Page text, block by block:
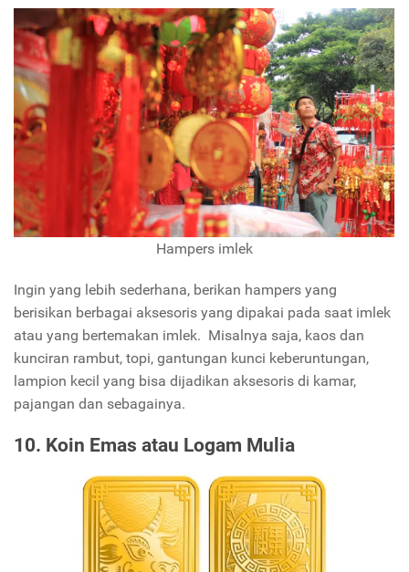
Hampers imlek
Ingin yang lebih sederhana, berikan hampers yang
berisikan berbagai aksesoris yang dipakai pada saat imlek
atau yang bertemakan imlek. Misalnya saja, kaos dan
kunciran rambut, topi, gantungan kunci keberuntungan,
lampion kecil yang bisa dijadikan aksesoris di kamar,
pajangan dan sebagainya.
10. Koin Emas atau Logam Mulia